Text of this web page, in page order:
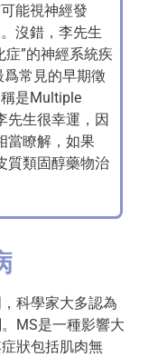
能視神經發
沒錯，李先生
症”的神經系統疾
常見的早期徵
是Multiple
先生很幸運，因
當瞭解，如果
質類固醇藥物治
科學家大多認為
MS是一種影響大
狀包括肌肉無